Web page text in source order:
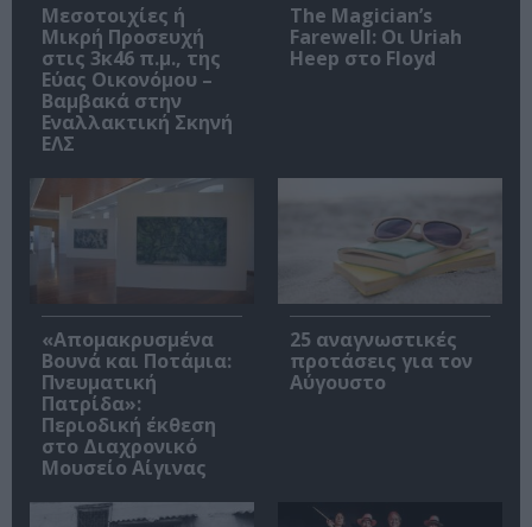
Μεσοτοιχίες ή
Μικρή Προσευχή
στις 3κ46 π.μ., της
Εύας Οικονόμου –
Βαμβακά στην
Εναλλακτική Σκηνή
ΕΛΣ
The Magician’s
Farewell: Οι Uriah
Heep στο Floyd
«Απομακρυσμένα
Βουνά και Ποτάμια:
Πνευματική
Πατρίδα»:
Περιοδική έκθεση
στο Διαχρονικό
Μουσείο Αίγινας
25 αναγνωστικές
προτάσεις για τον
Αύγουστο